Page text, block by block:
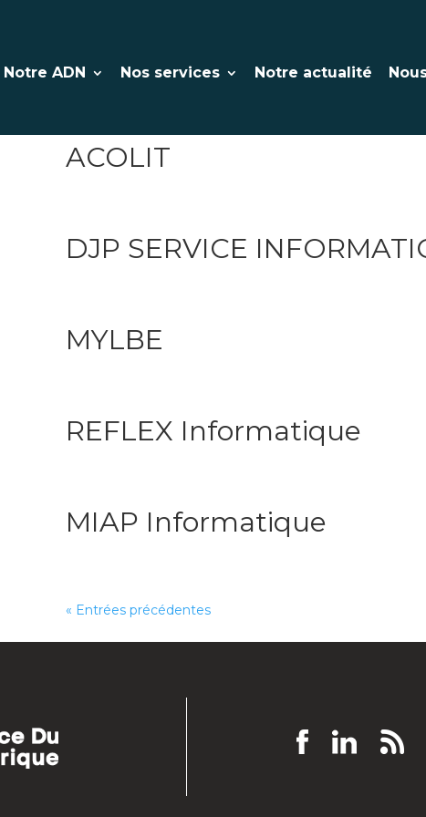
Notre ADN Nos services Notre actualité
MICROLOGIK
ACOLIT
DJP SERVICE
MYLBE
REFLEX Informatique
MIAP Informatique
« Entrées précédentes